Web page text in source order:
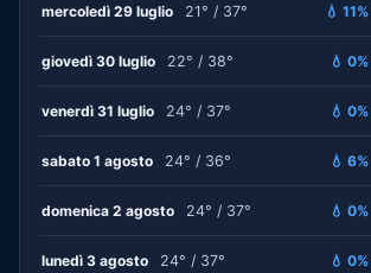
mercoledì 29 luglio 21° / 37° 💧 11%
giovedì 30 luglio 22° / 38° 💧 0%
venerdì 31 luglio 24° / 37° 💧 0%
sabato 1 agosto 24° / 36° 💧 6%
domenica 2 agosto 24° / 37° 💧 0%
lunedì 3 agosto 24° / 37° 💧 0%